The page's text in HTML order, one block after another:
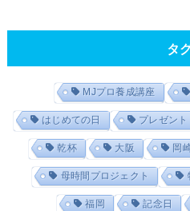
タ
MJプロ養成講座
はじめての日 プレゼント
乾杯 大阪 岡
母時間プロジェクト
福岡 記念日